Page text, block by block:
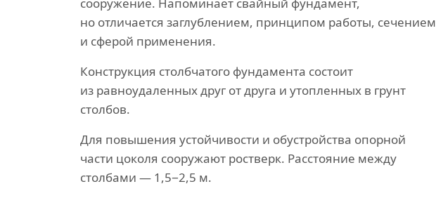
но отличается заглублением, принципом работы, сечением
и сферой применения.
Конструкция столбчатого фундамента состоит
из равноудаленных друг от друга и утопленных в грунт
столбов.
Для повышения устойчивости и обустройства опорной
части цоколя сооружают ростверк. Расстояние между
столбами — 1,5−2,5 м.